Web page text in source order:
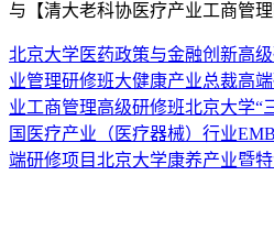
与 【清大老科协医疗产业工商管
北京大学医药政策与金融创新高
业管理研修班大健康产业总裁高
业工商管理高级研修班北京大学“
国医疗产业（医疗器械）行业
端研修项目北京大学康养产业暨